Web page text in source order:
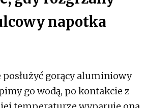
napotka
posłużyć gorący aluminiowy
go wodą, po kontakcie z